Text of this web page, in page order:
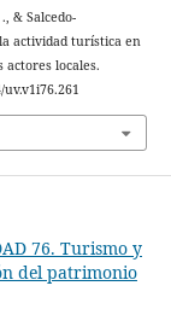
& Salcedo-
actividad turística en
actores locales.
76. Turismo y
del patrimonio